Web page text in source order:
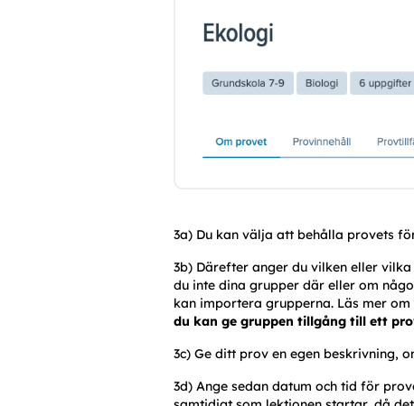
3a) Du kan välja att behålla provets
3b) Därefter anger du vilken eller
du inte dina grupper där eller om
kan importera grupperna. Läs mer om
du kan ge gruppen tillgång till ett
3c) Ge ditt prov en egen beskrivning,
3d) Ange sedan datum och tid för